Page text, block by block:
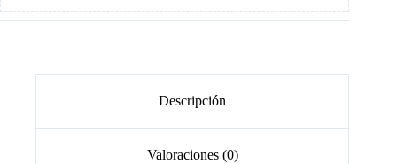
Descripción
Valoraciones (0)